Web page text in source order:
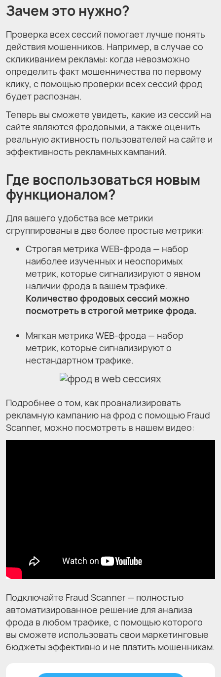
Зачем это нужно?
Проверка всех сессий помогает лучше понять
действия мошенников. Например, в случае со
скликиванием рекламы: когда невозможно
определить факт мошенничества по первому
клику, с помощью проверки всех сессий фрод
будет распознан.
Теперь вы сможете увидеть, какие из сессий на
сайте являются фродовыми, а также оценить
реальную активность пользователей на сайте и
эффективность рекламных кампаний.
Где воспользоваться новым
функционалом?
Для вашего удобства все метрики
сгруппированы в две более простые метрики:
Строгая метрика WEB-фрода — набор
наиболее изученных и неоспоримых
метрик, которые сигнализируют о явном
наличии фрода в вашем трафике.
Количество фродовых сессий можно
посмотреть в строгой метрике фрода.
Мягкая метрика WEB-фрода — набор
метрик, которые сигнализируют о
нестандартном трафике.
Подробнее о том, как проанализировать
рекламную кампанию на фрод с помощью Fraud
Scanner, можно посмотреть в нашем видео:
Подключайте Fraud Scanner — полностью
автоматизированное решение для анализа
фрода в любом трафике, с помощью которого
вы сможете использовать свои маркетинговые
бюджеты эффективно и не платить мошенникам.